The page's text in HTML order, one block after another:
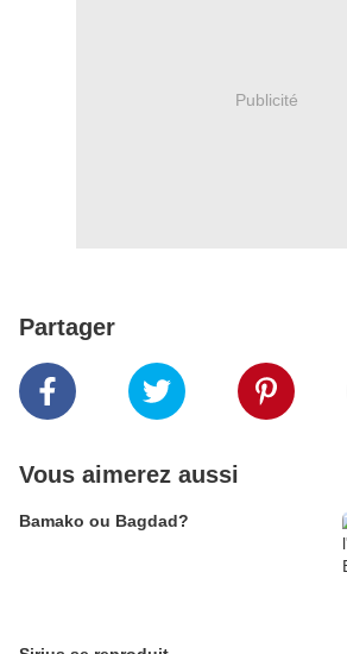
Publicité
Partager
Vous aimerez aussi
Bamako ou Bagdad?